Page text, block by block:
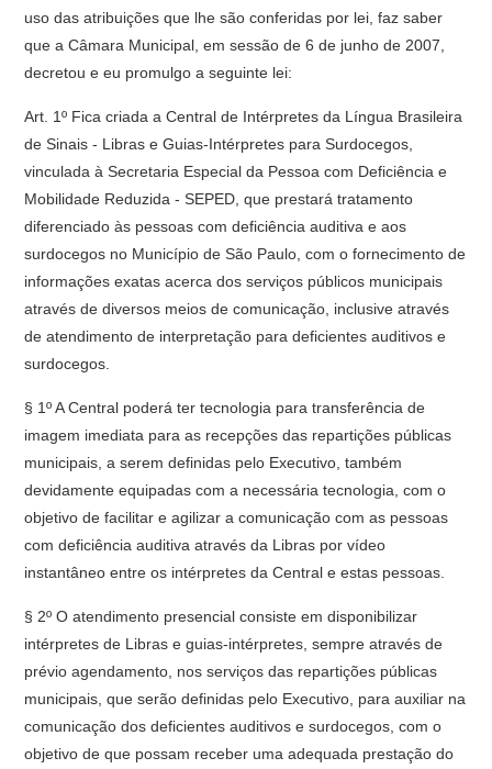
uso das atribuições que lhe são conferidas por lei, faz saber
que a Câmara Municipal, em sessão de 6 de junho de 2007,
decretou e eu promulgo a seguinte lei:
Art. 1º Fica criada a Central de Intérpretes da Língua Brasileira
de Sinais - Libras e Guias-Intérpretes para Surdocegos,
vinculada à Secretaria Especial da Pessoa com Deficiência e
Mobilidade Reduzida - SEPED, que prestará tratamento
diferenciado às pessoas com deficiência auditiva e aos
surdocegos no Município de São Paulo, com o fornecimento de
informações exatas acerca dos serviços públicos municipais
através de diversos meios de comunicação, inclusive através
de atendimento de interpretação para deficientes auditivos e
surdocegos.
§ 1º A Central poderá ter tecnologia para transferência de
imagem imediata para as recepções das repartições públicas
municipais, a serem definidas pelo Executivo, também
devidamente equipadas com a necessária tecnologia, com o
objetivo de facilitar e agilizar a comunicação com as pessoas
com deficiência auditiva através da Libras por vídeo
instantâneo entre os intérpretes da Central e estas pessoas.
§ 2º O atendimento presencial consiste em disponibilizar
intérpretes de Libras e guias-intérpretes, sempre através de
prévio agendamento, nos serviços das repartições públicas
municipais, que serão definidas pelo Executivo, para auxiliar na
comunicação dos deficientes auditivos e surdocegos, com o
objetivo de que possam receber uma adequada prestação do